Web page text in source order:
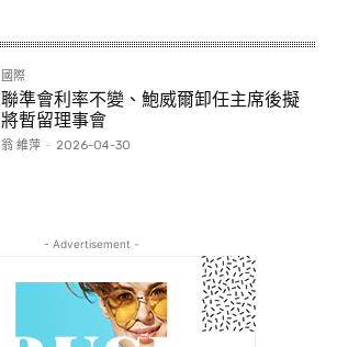
國際
聯準會利率不變、鮑威爾卸任主席後擬
將暫留理事會
翁 維萍 - 2026-04-30
- Advertisement -